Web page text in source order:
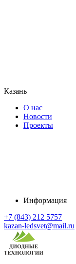
Казань
О нас
Новости
Проекты
Информация
+7 (843) 212 5757
kazan-ledsvet@mail.ru